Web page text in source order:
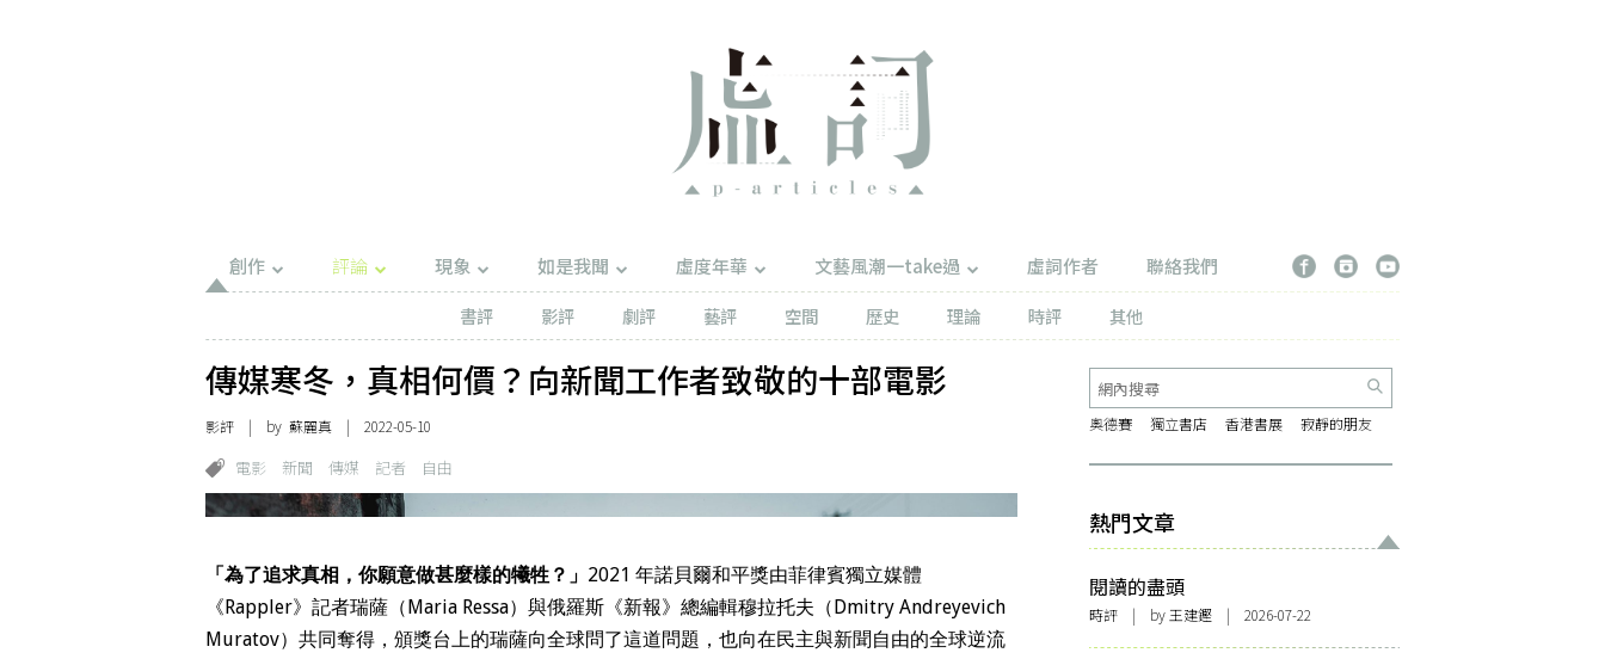
創作 評論 現象 如是我聞 虛度年華 文藝風潮一take過 虛詞作者
聯絡我們
書評
影評 劇評 藝評 空間 歷史 理論 時評 其他
傳媒寒冬，真相何價？向新聞工作者致敬的十部電影
影評 | by 蘇麗真 | 2022-05-10
電影 新聞 傳媒 記者 自由
「為了追求真相，你願意做甚麼樣的犧牲？」 2021 年諾貝爾和平獎由菲律賓獨立媒體
《Rappler》記者瑞薩（Maria Ressa）與俄羅斯《新報》總編輯穆拉托夫（Dmitry Andreyevich
Muratov）共同奪得，頒獎台上的瑞薩向全球問了這道問題，也向在民主與新聞自由的全球逆流
奧德賽 獨立書店 香港書展 寂靜的朋友
熱門文章
閱讀的盡頭
時評 | by 王建鏗 | 2026-07-22